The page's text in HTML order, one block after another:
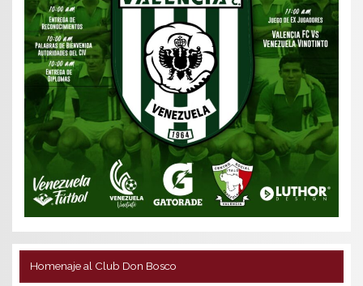
Homenaje al Club Don Bosco